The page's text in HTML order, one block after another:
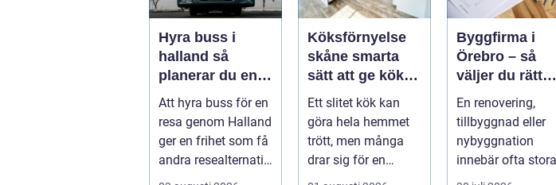
Hyra buss i
halland så
planerar du en
trygg och
smidig resa
Att hyra buss för en
resa genom Halland
ger en frihet som få
andra resealternativ
erbjuder. Gruppen ...
Köksförnyelse
skåne smarta
sätt att ge köket
nytt liv
Ett slitet kök kan
göra hela hemmet
trött, men många
drar sig för en
fullständig
Byggfirma i
Örebro – så
väljer du rätt
partner för ditt
projekt
En renovering,
tillbyggnad eller
nybyggnation
innebär ofta stora
beslut, både